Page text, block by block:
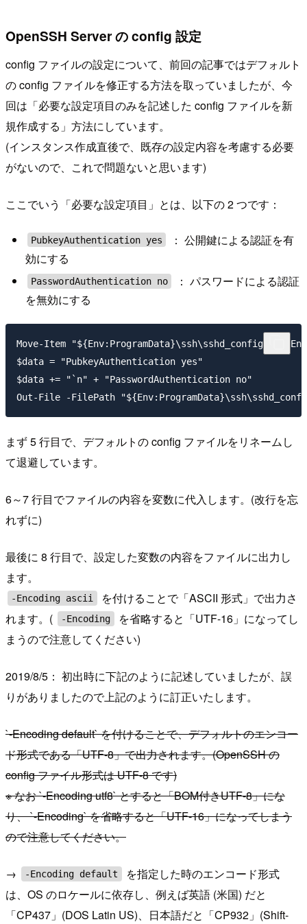
OpenSSH Server の config 設定
config ファイルの設定について、前回の記事ではデフォルト
の config ファイルを修正する方法を取っていましたが、今
回は「必要な設定項目のみを記述した config ファイルを新
規作成する」方法にしています。
(インスタンス作成直後で、既存の設定内容を考慮する必要
がないので、これで問題ないと思います)
ここでいう「必要な設定項目」とは、以下の 2 つです：
PubkeyAuthentication yes
： 公開鍵による認証を有
効にする
PasswordAuthentication no
： パスワードによる認証
を無効にする
Move-Item "${Env:ProgramData}\ssh\sshd_config"
$data = "PubkeyAuthentication yes"
$data += "`n" + "PasswordAuthentication no"
まず 5 行目で、デフォルトの config ファイルをリネームし
て退避しています。
6～7 行目でファイルの内容を変数に代入します。(改行を忘
れずに)
最後に 8 行目で、設定した変数の内容をファイルに出力し
ます。
-Encoding ascii
を付けることで「ASCII 形式」で出力さ
れます。(
-Encoding
を省略すると「UTF-16」になってし
まうので注意してください)
2019/8/5： 初出時に下記のように記述していましたが、誤
りがありましたので上記のように訂正いたします。
`-Encoding default` を付けることで、デフォルトのエンコー
ド形式である「UTF-8」で出力されます。(OpenSSH の
config ファイル形式は UTF-8 です)
※ なお `-Encoding utf8` とすると「BOM付きUTF-8」にな
り、 `-Encoding` を省略すると「UTF-16」になってしまう
ので注意してください。
→ -Encoding default
を指定した時のエンコード形式
は、OS のロケールに依存し、例えば英語 (米国) だと
「CP437」(DOS Latin US)、日本語だと「CP932」(Shift-